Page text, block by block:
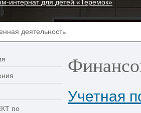
интернат для детей «Теремок»
деятельность
по
Учетная